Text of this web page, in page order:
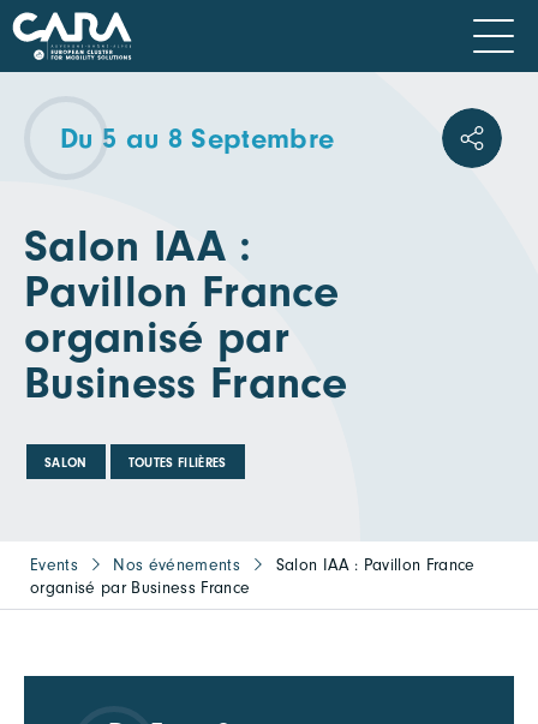
Du 5 au 8 Septembre
Salon IAA :
Pavillon France
organisé par
Business France
SALON TOUTES FILIÈRES
Events Nos événements
Salon IAA : Pavillon France
organisé par Business France